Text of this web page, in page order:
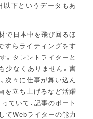
下というデータもあ
で日本中を飛び回るほ
すらライティングをす
。タレントライターと
少なくありません。書
次々に仕事が舞い込ん
を立ち上げるなど活躍
ていて、記事のポート
てWebライターの能力